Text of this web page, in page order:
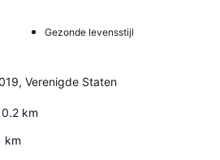
Gezonde levensstijl
Verenigde Staten
0.2 km
km